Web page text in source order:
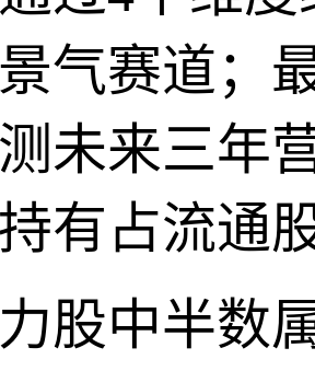
气赛道；
未来三年
有占流通
股中半数